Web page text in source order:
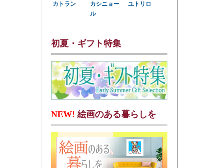
カトラン
カシニョー
ル
ユトリロ
初夏・ギフト特集
NEW! 絵画のある暮らしを